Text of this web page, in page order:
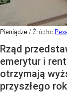
Pieniądze/ Źródło:
Rząd
emerytur i
otrzymają
przyszłego